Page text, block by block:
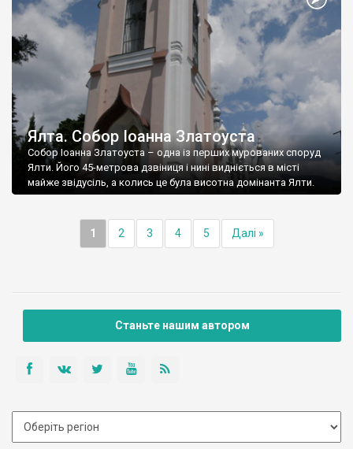
Ялта. Собор Іоанна Златоуста
Собор Іоанна Златоуста – одна із перших мурованих споруд
Ялти. Його 45-метрова дзвіниця і нині видніється в місті
майже звідусіль, а колись це була висотна домінанта Ялти.
1 2 3 4 5 Далі »
Станьте нашим автором